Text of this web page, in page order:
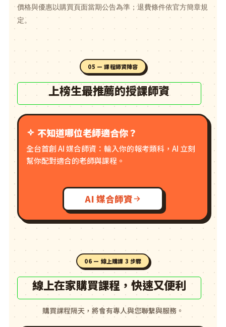
價格與優惠以購買頁面當期公告為準；退費條件依官方簡章規
定。
05 — 課程師資陣容
上榜生最推薦的授課師資
不知道哪位老師適合你？
全台首創 AI 媒合師資：輸入你的報考類科，AI 立刻
幫你配對適合的老師與課程。
AI 媒合師資
06 — 線上購課 3 步驟
線上在家購買課程，快速又便利
購買課程隔天，將會有專人與您聯繫與服務。